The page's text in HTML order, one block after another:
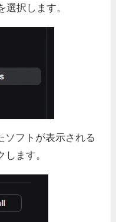
選択します。
ソフトが表示される
ます。